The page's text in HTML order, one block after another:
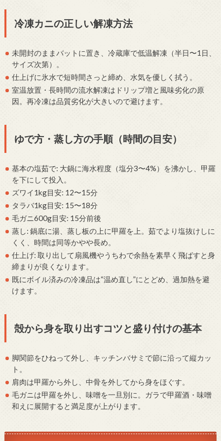
冷凍カニの正しい解凍方法
未開封のままバットに置き、冷蔵庫で低温解凍（半日〜1日、
サイズ次第）。
仕上げに氷水で短時間さっと締め、水気を優しく拭う。
室温放置・長時間の流水解凍はドリップ増と風味劣化の原
因。再冷凍は品質劣化が大きいので避けます。
ゆで方・蒸し方の手順（時間の目安）
基本の塩茹で: 大鍋に海水程度（塩分3〜4%）を沸かし、甲羅
を下にして投入。
ズワイ1kg目安: 12〜15分
タラバ1kg目安: 15〜18分
毛ガニ600g目安: 15分前後
蒸し: 鍋底に湯、蒸し板の上に甲羅を上。茹でより塩抜けしに
くく、時間は同等かやや長め。
仕上げ: 取り出して扇風機やうちわで余熱を素早く飛ばすと身
締まりが良くなります。
既にボイル済みの冷凍品は“温め直し”にとどめ、過加熱を避
けます。
殻から身を取り出すコツと盛り付けの基本
脚関節をひねって外し、キッチンバサミで節に沿って縦カッ
ト。
肩肉は甲羅から外し、中骨を外してから身をほぐす。
毛ガニは甲羅を外し、味噌を一旦別に。ガラで甲羅酒・味噌
和えに展開すると満足度が上がります。